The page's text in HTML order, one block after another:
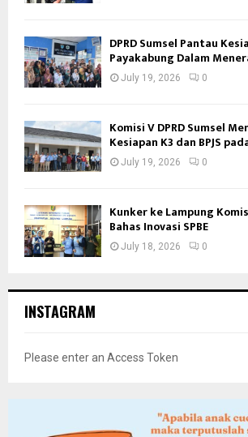
DPRD Sumsel Pantau
Payakabung Dalam
July 19, 2026 0
Komisi V DPRD Sumsel
Kesiapan K3 dan BPJS
July 19, 2026 0
Kunker ke Lampung
Bahas Inovasi SPBE
July 18, 2026 0
INSTAGRAM
Please enter an Access Token